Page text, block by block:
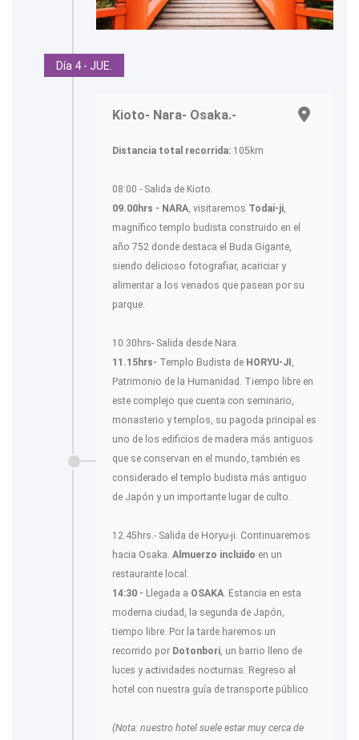
Día 4 - JUE.
Kioto- Nara- Osaka.-
Distancia total recorrida: 105km
08:00 - Salida de Kioto.
09.00hrs - NARA , visitaremos Todai-ji
magnífico templo budista construido en el
año 752 donde destaca el Buda Gigante,
siendo delicioso fotografiar, acariciar y
alimentar a los venados que pasean por su
parque.
10.30hrs- Salida desde Nara.
11.15hrs- Templo Budista de HORYU-JI
Patrimonio de la Humanidad. Tiempo libre en
este complejo que cuenta con seminario,
monasterio y templos, su pagoda principal es
uno de los edificios de madera más antiguos
que se conservan en el mundo, también es
considerado el templo budista más antiguo
de Japón y un importante lugar de culto.
12.45hrs.- Salida de Horyu-ji. Continuaremos
hacia Osaka. Almuerzo incluido en un
restaurante local.
14:30 - Llegada a OSAKA . Estancia en esta
moderna ciudad, la segunda de Japón,
tiempo libre. Por la tarde haremos un
recorrido por Dotonbori , un barrio lleno de
luces y actividades nocturnas. Regreso al
hotel con nuestra guía de transporte público.
(Nota: nuestro hotel suele estar muy cerca de